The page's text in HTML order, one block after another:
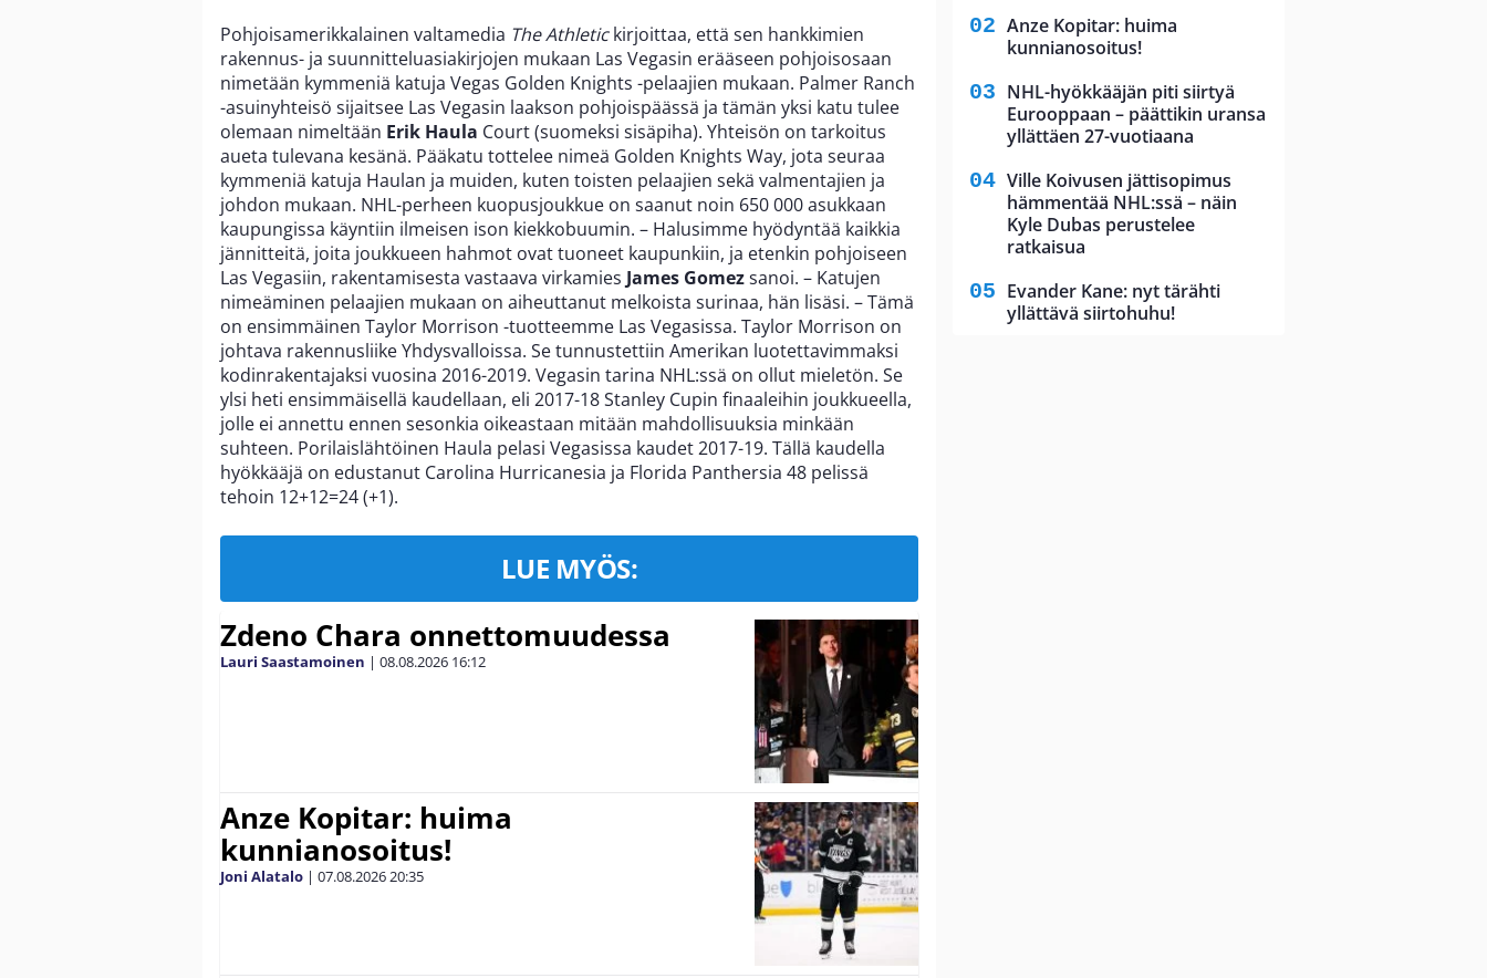
Pohjoisamerikkalainen valtamedia The Athletickirjoittaa, että sen hankkimien
rakennus- ja suunnitteluasiakirjojen mukaan Las Vegasin erääseen pohjoisosaan
nimetään kymmeniä katuja Vegas Golden Knights -pelaajien mukaan. Palmer Ranch
-asuinyhteisö sijaitsee Las Vegasin laakson pohjoispäässä ja tämän yksi katu tulee
olemaan nimeltään Erik Haula Court (suomeksi sisäpiha). Yhteisön on tarkoitus
aueta tulevana kesänä. Pääkatu tottelee nimeä Golden Knights Way, jota seuraa
kymmeniä katuja Haulan ja muiden, kuten toisten pelaajien sekä valmentajien ja
johdon mukaan. NHL-perheen kuopusjoukkue on saanut noin 650 000 asukkaan
kaupungissa käyntiin ilmeisen ison kiekkobuumin. – Halusimme hyödyntää kaikkia
jännitteitä, joita joukkueen hahmot ovat tuoneet kaupunkiin, ja etenkin pohjoiseen
Las Vegasiin, rakentamisesta vastaava virkamies James Gomezsanoi. – Katujen
nimeäminen pelaajien mukaan on aiheuttanut melkoista surinaa, hän lisäsi. – Tämä
on ensimmäinen Taylor Morrison -tuotteemme Las Vegasissa. Taylor Morrison on
johtava rakennusliike Yhdysvalloissa. Se tunnustettiin Amerikan luotettavimmaksi
kodinrakentajaksi vuosina 2016-2019. Vegasin tarina NHL:ssä on ollut mieletön. Se
ylsi heti ensimmäisellä kaudellaan, eli 2017-18 Stanley Cupin finaaleihin joukkueella,
jolle ei annettu ennen sesonkia oikeastaan mitään mahdollisuuksia minkään
suhteen. Porilaislähtöinen Haula pelasi Vegasissa kaudet 2017-19. Tällä kaudella
hyökkääjä on edustanut Carolina Hurricanesia ja Florida Panthersia 48 pelissä
tehoin 12+12=24 (+1).
LUE MYÖS:
Zdeno Chara onnettomuudessa
Lauri Saastamoinen | 08.08.2026 16:12
Anze Kopitar: huima
kunnianosoitus!
Joni Alatalo | 07.08.2026 20:35
Anze Kopitar: huima
kunnianosoitus!
NHL-hyökkääjän piti siirtyä
Eurooppaan – päättikin uransa
yllättäen 27-vuotiaana
Ville Koivusen jättisopimus
hämmentää NHL:ssä – näin
Kyle Dubas perustelee
ratkaisua
Evander Kane: nyt tärähti
yllättävä siirtohuhu!